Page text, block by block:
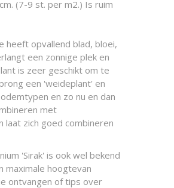
(7-9 st. per m2.) Is ruim
heeft opvallend blad, bloei,
een zonnige plek en
is zeer geschikt om te
een 'weideplant' en
en zo nu en dan
met
laat zich goed combineren
'Sirak' is ook wel bekend
maximale hoogtevan
ontvangen of tips over